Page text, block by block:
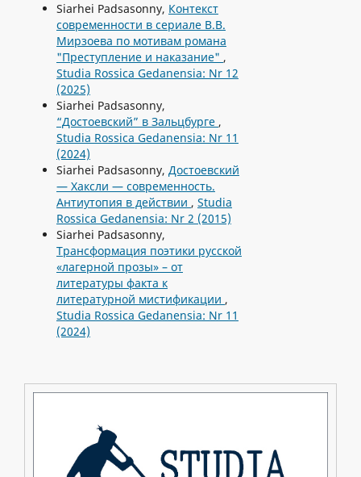
Siarhei Padsasonny, Контекст
современности в сериале В.В.
Мирзоева по мотивам романа
"Преступление и наказание" ,
Studia Rossica Gedanensia: Nr 12
(2025)
Siarhei Padsasonny,
“Достоевский” в Зальцбурге ,
Studia Rossica Gedanensia: Nr 11
(2024)
Siarhei Padsasonny, Достоевский
— Xаксли — современность.
Антиутопия в действии , Studia
Rossica Gedanensia: Nr 2 (2015)
Siarhei Padsasonny,
Трансформация поэтики русской
«лагерной прозы» – от
литературы факта к
литературной мистификации ,
Studia Rossica Gedanensia: Nr 11
(2024)